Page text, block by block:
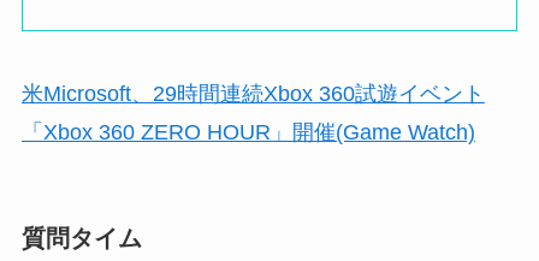
米Microsoft、29時間連続Xbox 360試遊イベント
「Xbox 360 ZERO HOUR」開催(Game Watch)
質問タイム